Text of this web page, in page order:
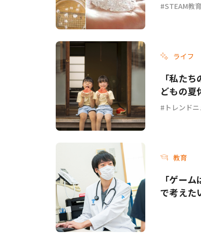
STEAM教育
ライフ
「私た
どもの夏
トレンド
教育
「ゲー
で考えた